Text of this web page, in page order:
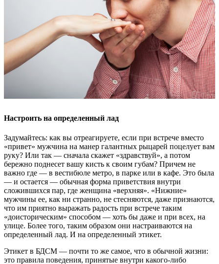
Настроить на определенный лад
Задумайтесь: как вы отреагируете, если при встрече вместо
«привет» мужчина на манер галантных рыцарей поцелует вам
руку? Или так — сначала скажет «здравствуй», а потом
бережно поднесет вашу кисть к своим губам? Причем не
важно где — в вестибюле метро, в парке или в кафе. Это была
— и остается — обычная форма приветствия внутри
сложившихся пар, где женщина «верхняя». «Нижние»
мужчины ее, как ни странно, не стесняются, даже признаются,
что им приятно выражать радость при встрече таким
«доисторическим» способом — хоть бы даже и при всех, на
улице. Более того, таким образом они настраиваются на
определенный лад. И на определенный этикет.
Этикет в БДСМ — почти то же самое, что в обычной жизни:
это правила поведения, принятые внутри какого-либо